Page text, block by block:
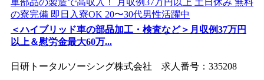
＜ハイブリッド車の部品加工・検査など＞月収例37万円
以上＆慰労金最大60万...
日研トータルソーシング株式会社 求人番号：335208